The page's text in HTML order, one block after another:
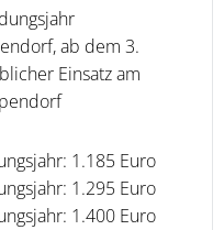
ab dem 3.
Einsatz am
1.185 Euro
1.295 Euro
1.400 Euro